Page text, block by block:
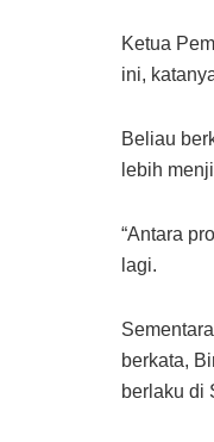
Ketua
ini,
Beliau
lebih
“Antara
lagi.
berkata,
berlaku di